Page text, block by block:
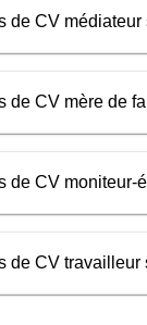
de CV médiateur
de CV mère de
de CV moniteur-
de CV travailleur